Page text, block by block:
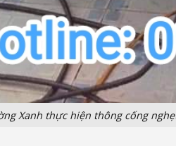
Xanh thực hiện thông cống